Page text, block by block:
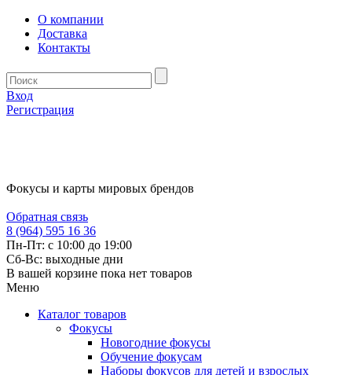
О компании
Доставка
Контакты
Вход
Регистрация
Фокусы и карты мировых брендов
Обратная связь
8 (964) 595 16 36
Пн-Пт: с 10:00 до 19:00
Сб-Вс: выходные дни
В вашей корзине пока нет товаров
Меню
Каталог товаров
Фокусы
Новогодние фокусы
Обучение фокусам
Наборы фокусов для детей и взрослых